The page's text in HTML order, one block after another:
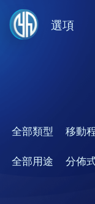
選項
全部類型 移動
全部用途 分佈